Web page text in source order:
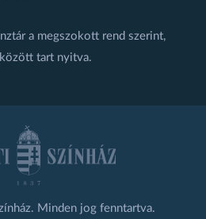
a megszokott rend szerint,
tart nyitva.
Minden jog fenntartva.